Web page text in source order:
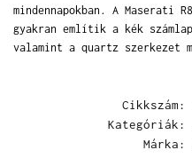
mindennapokban. A Maserati
gyakran említik a kék
valamint a quartz szerkezet
Cikkszám:
Kategóriák:
Márka: